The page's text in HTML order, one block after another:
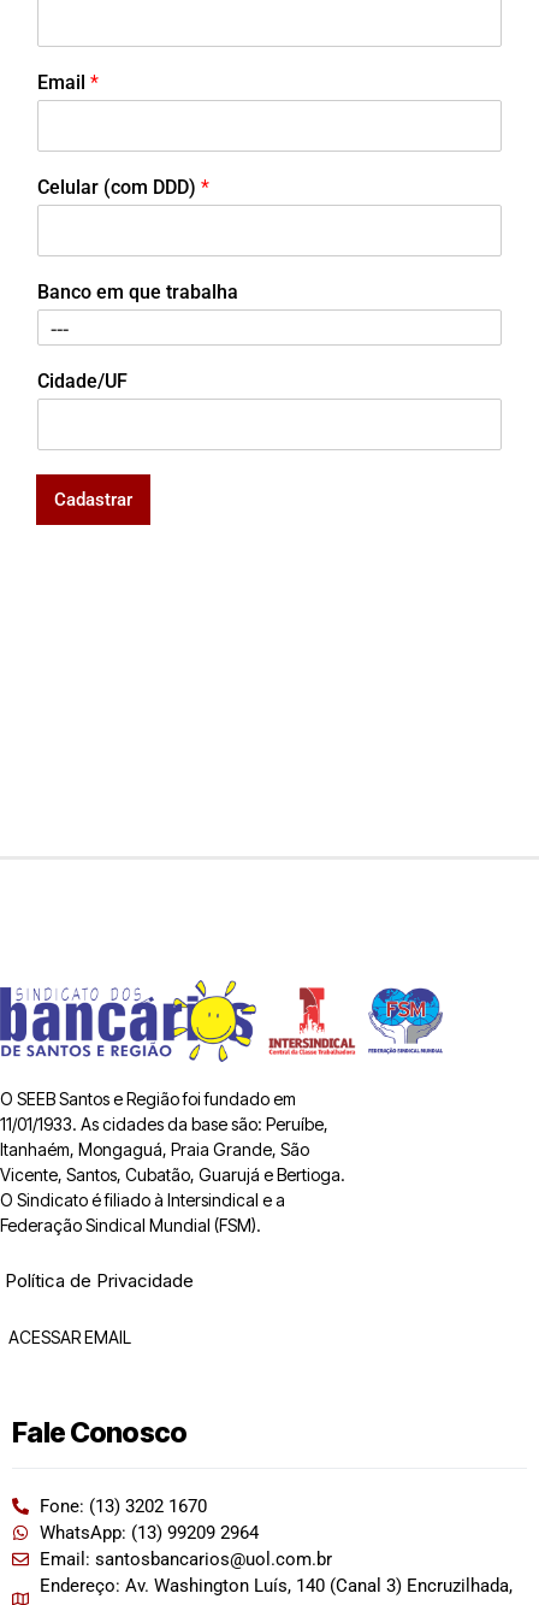
Email *
Celular (com DDD) *
Banco em que trabalha
Cidade/UF
Cadastrar
O SEEB Santos e Região foi fundado em
11/01/1933. As cidades da base são: Peruíbe,
Itanhaém, Mongaguá, Praia Grande, São
Vicente, Santos, Cubatão, Guarujá e Bertioga.
O Sindicato é filiado à Intersindical e a
Federação Sindical Mundial (FSM).
Política de Privacidade
ACESSAR EMAIL
Fale Conosco
Fone: (13) 3202 1670
WhatsApp: (13) 99209 2964
Email: santosbancarios@uol.com.br
Endereço: Av. Washington Luís, 140 (Canal 3) Encruzilhada,